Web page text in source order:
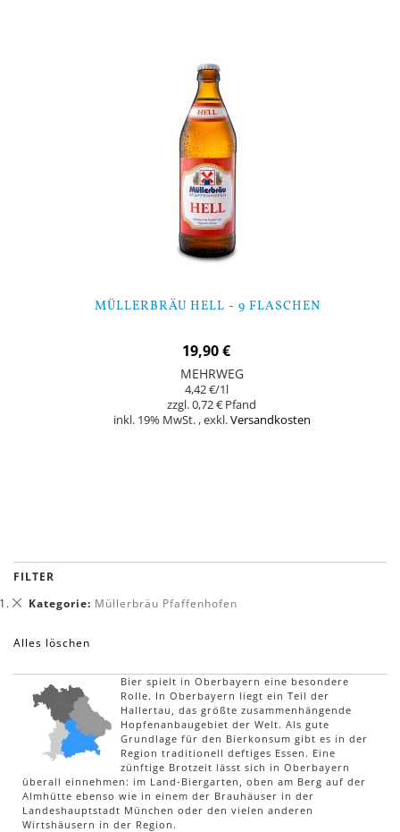
MÜLLERBRÄU HELL - 9 FLASCHEN
19,90 €
MEHRWEG
4,42 €/1l
0,72 €
inkl. 19% MwSt. ,exkl.Versandkosten
FILTER
Kategorie Müllerbräu Pfaffenhofen
Dies
Alles löschen
Bier spielt in Oberbayern eine besondere
Rolle. In Oberbayern liegt ein Teil der
Hallertau, das größte zusammenhängende
Hopfenanbaugebiet der Welt. Als gute
Grundlage für den Bierkonsum gibt es in der
Region traditionell deftiges Essen. Eine
zünftige Brotzeit lässt sich in Oberbayern
überall einnehmen: im Land-Biergarten, oben am Berg auf der
Almhütte ebenso wie in einem der Brauhäuser in der
Landeshauptstadt München oder den vielen anderen
Wirtshäusern in der Region.